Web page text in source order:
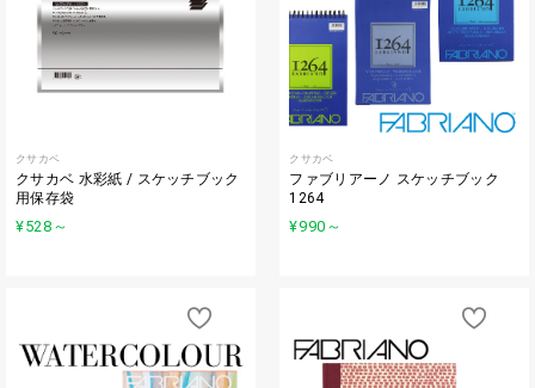
クサカベ
クサカベ 水彩紙 / スケッチブック
用保存袋
¥528 ～
クサカベ
ファブリアーノ スケッチブック
1264
¥990 ～